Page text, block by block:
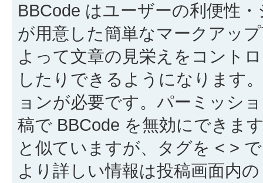
BBCode はユーザーの利便性
が用意した簡単なマークアッ
よって文章の見栄えをコント
したりできるようになります
ョンが必要です。パーミッシ
稿で BBCode を無効にできま
と似ていますが、タグを < >
より詳しい情報は投稿画面内